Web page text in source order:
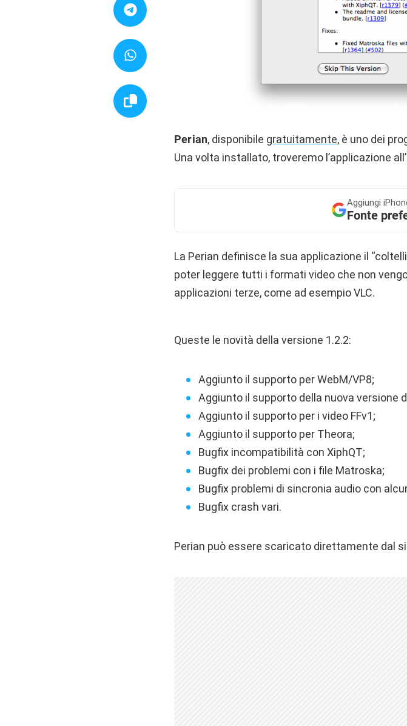
Perian, disponibile gratuitamente, è uno dei
Una volta installato, troveremo l’applicazione
Aggiungi
Fonte
La Perian definisce la sua applicazione il
poter leggere tutti i formati video che non
applicazioni terze, come ad esempio VLC.
Queste le novità della versione 1.2.2:
Aggiunto il supporto per WebM/VP8;
Aggiunto il supporto della nuova versione
Aggiunto il supporto per i video FFv1;
Aggiunto il supporto per Theora;
Bugfix incompatibilità con XiphQT;
Bugfix dei problemi con i file Matroska;
Bugfix problemi di sincronia audio con
Bugfix crash vari.
Perian può essere scaricato direttamente dal